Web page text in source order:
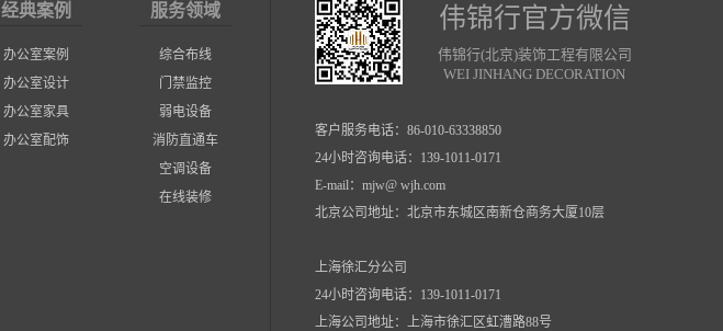
经典案例
办公室案例
办公室设计
办公室家具
办公室配饰
服务领域
综合布线
门禁监控
弱电设备
消防直通车
空调设备
在线装修
伟锦行官方微信
伟锦行(北京)装饰工程有限公司
WEI JINHANG DECORATION
客户服务电话： 86-010-63338850
24小时咨询电话：139-1011-0171
E-mail：mjw@ wjh.com
北京公司地址：北京市东城区南新仓商务大厦10层
上海徐汇分公司
24小时咨询电话：139-1011-0171
上海公司地址：上海市徐汇区虹漕路88号